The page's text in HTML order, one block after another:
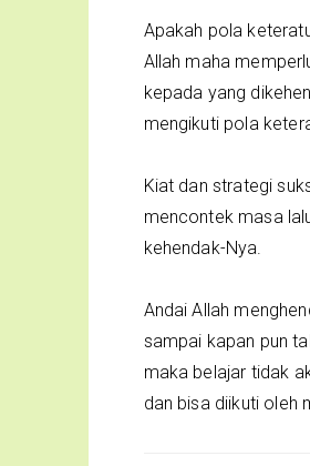
Apakah pola
Allah maha
kepada yang
mengikuti pola
Kiat dan strategi
mencontek masa
kehendak-Nya.
Andai Allah
sampai kapan pun
maka belajar tidak
dan bisa diikuti oleh